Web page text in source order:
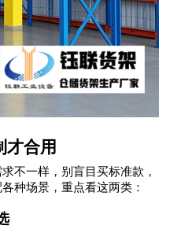
才合用
不一样，别盲目买标准款，
种场景，重点看这两类：